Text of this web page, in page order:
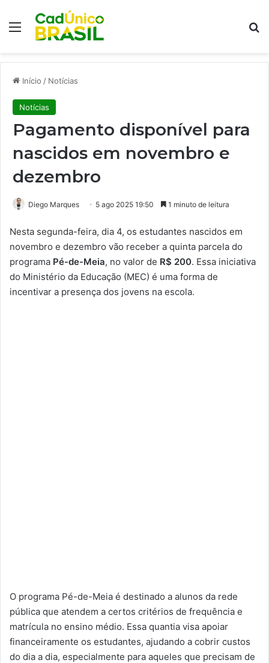
Menu
Início / Notícias
Notícias
Pagamento disponível para
nascidos em novembro e
dezembro
Diego Marques 5 ago 2025 19:50 1 minuto de leitura
Nesta segunda-feira, dia 4, os estudantes nascidos em
novembro e dezembro vão receber a quinta parcela do
programa Pé-de-Meia, no valor de R$ 200. Essa iniciativa
do Ministério da Educação (MEC) é uma forma de
incentivar a presença dos jovens na escola.
O programa Pé-de-Meia é destinado a alunos da rede
pública que atendem a certos critérios de frequência e
matrícula no ensino médio. Essa quantia visa apoiar
financeiramente os estudantes, ajudando a cobrir custos
do dia a dia, especialmente para aqueles que precisam de